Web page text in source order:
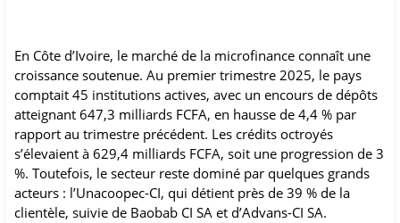
En Côte d’Ivoire, le marché de la microfinance connaît une
croissance soutenue. Au premier trimestre 2025, le pays
comptait 45 institutions actives, avec un encours de dépôts
atteignant 647,3 milliards FCFA, en hausse de 4,4 % par
rapport au trimestre précédent. Les crédits octroyés
s’élevaient à 629,4 milliards FCFA, soit une progression de 3
%. Toutefois, le secteur reste dominé par quelques grands
acteurs : l’Unacoopec-CI, qui détient près de 39 % de la
clientèle, suivie de Baobab CI SA et d’Advans-CI SA.